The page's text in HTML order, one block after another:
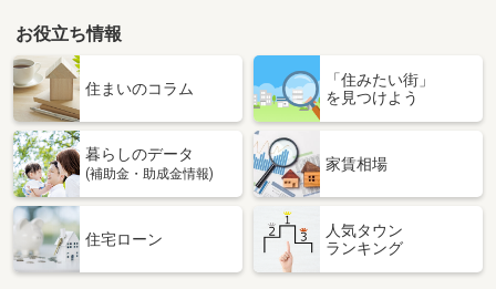
お役立ち情報
住まいのコラム
「住みたい街」
を見つけよう
暮らしのデータ
(補助金・助成金情報)
家賃相場
住宅ローン
人気タウン
ランキング